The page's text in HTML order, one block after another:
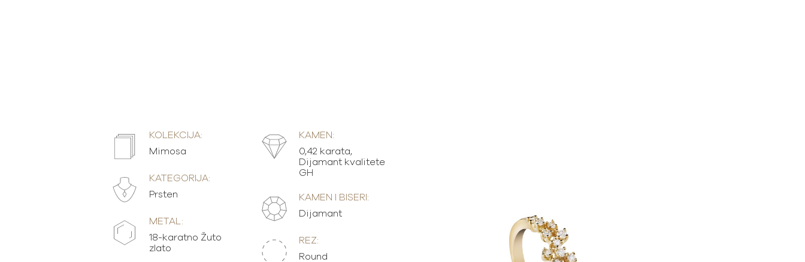
KOLEKCIJA:
Mimosa
KATEGORIJA:
Prsten
METAL:
18-karatno Žuto
zlato
KAMEN:
0,42 karata,
Dijamant kvalitete
GH
KAMEN I BISERI:
Dijamant
REZ:
Round